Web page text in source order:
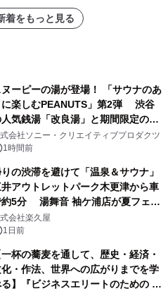
着をもっと見る
ヌーピーの湯が登場！ 「サウナのあ
に楽しむPEANUTS」第2弾 渋谷
気銭湯「改良湯」と期間限定のコ
ボレーション サウナイキタイコラ
ッズも発売決定！
会社ソニー・クリエイティブプロダクツ
1時間前
の渋滞を避けて「温泉＆サウナ」
アウトレットパーク木更津から車
約5分 湯舞音 袖ケ浦店が夏フェア
ューを提供
会社楽久屋
1日前
一杯の蕎麦を通して、歴史・経済・
・作法、世界への広がりまでを学
】『ビジネスエリートのための 教